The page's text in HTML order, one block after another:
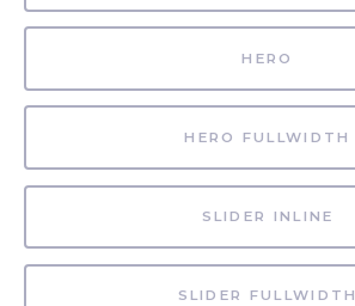
HERO
HERO FULLWIDTH
SLIDER INLINE
SLIDER FULLWIDTH